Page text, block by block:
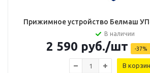
В наличии
2 590 руб./шт -37%
В